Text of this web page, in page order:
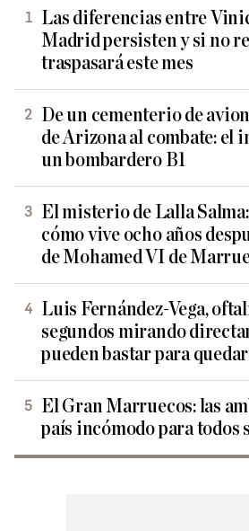
Las diferencias entre
Madrid persisten y si no
traspasará este mes
De un cementerio de
de Arizona al combate: el
un bombardero B1
El misterio de Lalla
cómo vive ocho años
de Mohamed VI de
Luis Fernández-Vega,
segundos mirando
pueden bastar para
El Gran Marruecos: las
país incómodo para todos